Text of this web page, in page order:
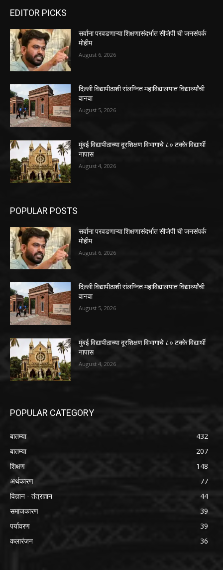
EDITOR PICKS
सर्वांना परवडणाऱ्या शिक्षणासंदर्भात सीजेपी ची जनसंपर्क
मोहीम
August 6, 2026
दिल्ली विद्यापीठाशी संलग्नित महाविद्यालयात विद्यार्थ्यांची
वानवा
August 5, 2026
मुंबई विद्यापीठाच्या दूरशिक्षण विभागाचे ८० टक्के विद्यार्थी
नापास
August 4, 2026
POPULAR POSTS
सर्वांना परवडणाऱ्या शिक्षणासंदर्भात सीजेपी ची जनसंपर्क
मोहीम
August 6, 2026
दिल्ली विद्यापीठाशी संलग्नित महाविद्यालयात विद्यार्थ्यांची
वानवा
August 5, 2026
मुंबई विद्यापीठाच्या दूरशिक्षण विभागाचे ८० टक्के विद्यार्थी
नापास
August 4, 2026
POPULAR CATEGORY
बातम्या
432
बातम्या
207
शिक्षण
148
अर्थकारण
77
विज्ञान - तंत्रज्ञान
44
समाजकारण
39
पर्यावरण
39
कलारंजन
36